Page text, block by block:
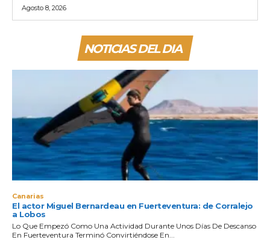
Agosto 8, 2026
NOTICIAS DEL DIA
Canarias
El actor Miguel Bernardeau en Fuerteventura: de Corralejo
a Lobos
Lo Que Empezó Como Una Actividad Durante Unos Días De Descanso
En Fuerteventura Terminó Convirtiéndose En...